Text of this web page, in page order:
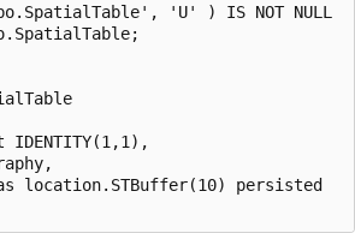
'U' ) IS NOT
IDENTITY(1,1),
location.STBuffer(10) persisted